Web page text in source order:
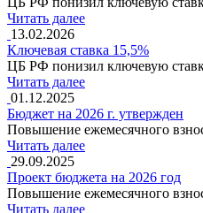
Читать далее
13.02.2026
Ключевая ставка 15,5%
ЦБ РФ понизил ключевую
Читать далее
01.12.2025
Бюджет на 2026 г. утвержден
Повышение ежемесячного
Читать далее
29.09.2025
Проект бюджета на 2026 год
Повышение ежемесячного
Читать далее